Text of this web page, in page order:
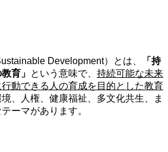
Development）とは、
「持
育」 という意味で、 持続可能な未来
動できる人の育成を目的とした教育
、人権、健康福祉、多文化共生、ま
ーマがあります。